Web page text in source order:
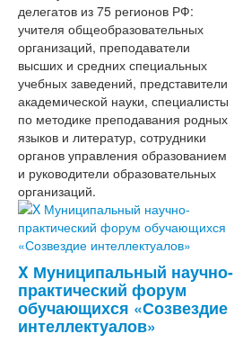
делегатов из 75 регионов РФ:
учителя общеобразовательных
организаций, преподаватели
высших и средних специальных
учебных заведений, представители
академической науки, специалисты
по методике преподавания родных
языков и литератур, сотрудники
органов управления образованием
и руководители образовательных
организаций.
X Муниципальный научно-
практический форум
обучающихся «Созвездие
интеллектуалов»